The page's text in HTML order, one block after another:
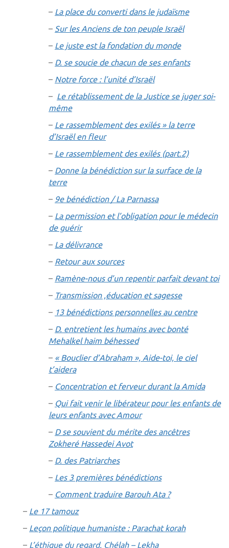
– La place du converti dans le judaïsme
– Sur les Anciens de ton peuple Israël
– Le juste est la fondation du monde
– D. se soucie de chacun de ses enfants
– Notre force : l’unité d’Israël
– Le rétablissement de la Justice se juger soi-
même
– Le rassemblement des exilés » la terre
d’Israël en fleur
– Le rassemblement des exilés (part.2)
– Donne la bénédiction sur la surface de la
terre
– 9e bénédiction / La Parnassa
– La permission et l’obligation pour le médecin
de guérir
– La délivrance
– Retour aux sources
– Ramène-nous d’un repentir parfait devant toi
– Transmission ,éducation et sagesse
– 13 bénédictions personnelles au centre
– D. entretient les humains avec bonté
Mehalkel haim béhessed
– « Bouclier d’Abraham », Aide-toi, le ciel
t’aidera
– Concentration et ferveur durant la Amida
– Qui fait venir le libérateur pour les enfants de
leurs enfants avec Amour
– D se souvient du mérite des ancêtres
Zokheré Hassedei Avot
– D. des Patriarches
– Les 3 premières bénédictions
– Comment traduire Barouh Ata ?
– Le 17 tamouz
– Leçon politique humaniste : Parachat korah
– L’éthique du regard, Chélah – Lekha